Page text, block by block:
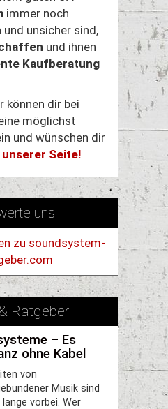
immer noch
unsicher sind,
und ihnen
Kaufberatung
können dir bei
möglichst
und wünschen dir
Seite!
uns
Ratgeber
– Es
ohne Kabel
von
Musik sind
vorbei. Wer